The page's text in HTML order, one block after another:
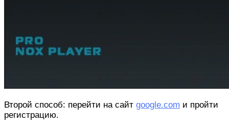
Второй способ: перейти на сайт google.com и пройти
регистрацию.